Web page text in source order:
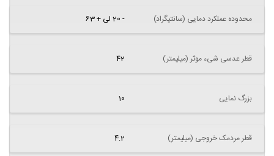
محدوده عملکرد دمایی (سانتیگراد) - 20 لی + 63
قطر عدسی شیء موثر (میلیمتر) 42
بزرگ نمایی 10
قطر مردمک خروجی (میلیمتر) 4.2